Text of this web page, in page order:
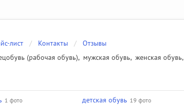
лист / Контакты /
Отзывы
(рабочая обувь), мужская обувь, женская обувь,
1 фото детская обувь 19 фото